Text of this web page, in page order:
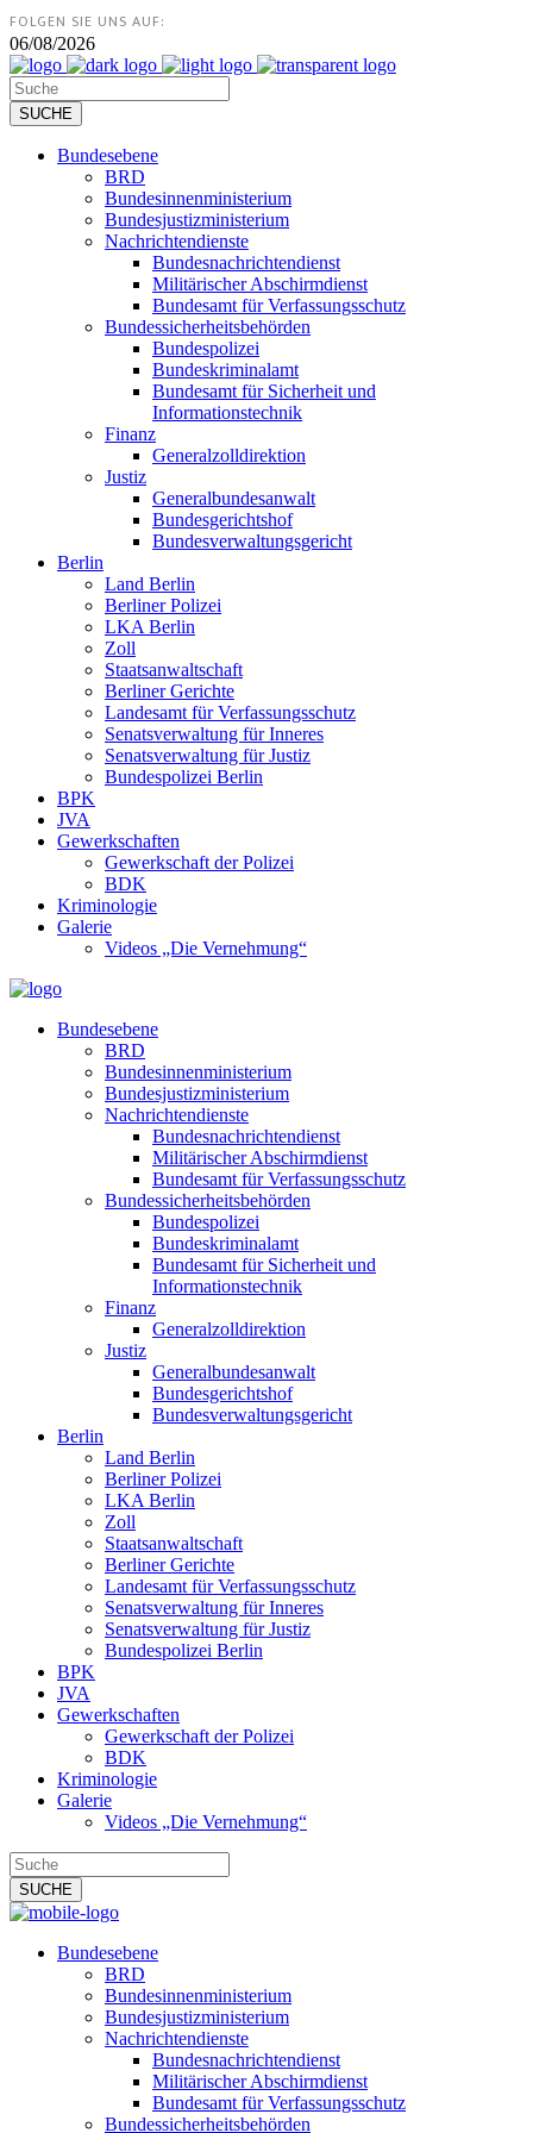
FOLGEN SIE UNS AUF:
06/08/2026
Bundesebene
BRD
Bundesinnenministerium
Bundesjustizministerium
Nachrichtendienste
Bundesnachrichtendienst
Militärischer Abschirmdienst
Bundesamt für Verfassungsschutz
Bundessicherheitsbehörden
Bundespolizei
Bundeskriminalamt
Bundesamt für Sicherheit und
Informationstechnik
Finanz
Generalzolldirektion
Justiz
Generalbundesanwalt
Bundesgerichtshof
Bundesverwaltungsgericht
Berlin
Land Berlin
Berliner Polizei
LKA Berlin
Zoll
Staatsanwaltschaft
Berliner Gerichte
Landesamt für Verfassungsschutz
Senatsverwaltung für Inneres
Senatsverwaltung für Justiz
Bundespolizei Berlin
BPK
JVA
Gewerkschaften
Gewerkschaft der Polizei
BDK
Kriminologie
Galerie
Videos „Die Vernehmung“
Bundesebene
BRD
Bundesinnenministerium
Bundesjustizministerium
Nachrichtendienste
Bundesnachrichtendienst
Militärischer Abschirmdienst
Bundesamt für Verfassungsschutz
Bundessicherheitsbehörden
Bundespolizei
Bundeskriminalamt
Bundesamt für Sicherheit und
Informationstechnik
Finanz
Generalzolldirektion
Justiz
Generalbundesanwalt
Bundesgerichtshof
Bundesverwaltungsgericht
Berlin
Land Berlin
Berliner Polizei
LKA Berlin
Zoll
Staatsanwaltschaft
Berliner Gerichte
Landesamt für Verfassungsschutz
Senatsverwaltung für Inneres
Senatsverwaltung für Justiz
Bundespolizei Berlin
BPK
JVA
Gewerkschaften
Gewerkschaft der Polizei
BDK
Kriminologie
Galerie
Videos „Die Vernehmung“
Bundesebene
BRD
Bundesinnenministerium
Bundesjustizministerium
Nachrichtendienste
Bundesnachrichtendienst
Militärischer Abschirmdienst
Bundesamt für Verfassungsschutz
Bundessicherheitsbehörden